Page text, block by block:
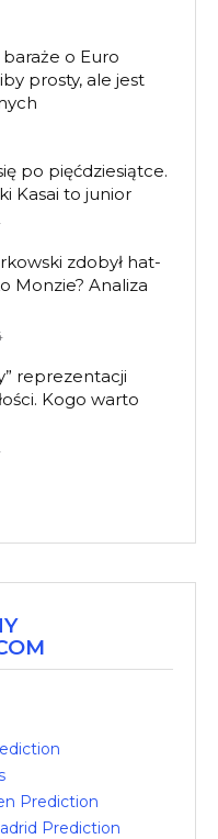
o Euro
prosty, ale jest
po pięćdziesiątce.
Kasai to junior
zdobył hat-
Monzie? Analiza
reprezentacji
Kogo warto
Prediction
Prediction